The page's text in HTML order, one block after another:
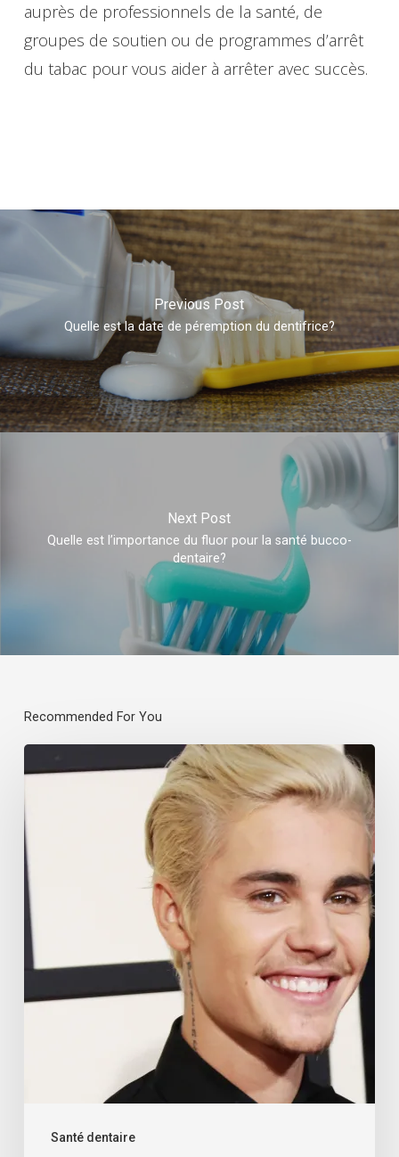
auprès de professionnels de la santé, de
groupes de soutien ou de programmes d’arrêt
du tabac pour vous aider à arrêter avec succès.
Previous Post
Quelle est la date de péremption du dentifrice?
Next Post
Quelle est l’importance du fluor pour la santé bucco-
dentaire?
Recommended For You
Santé dentaire